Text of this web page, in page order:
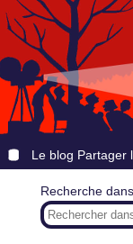
Le blog Partager
Recherche